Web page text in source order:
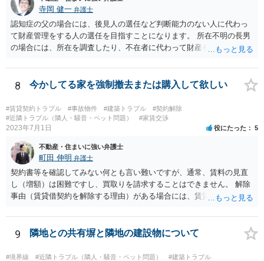
寺岡 健一 弁護士
認知症の父の場合には、後見人の選任など判断能力のない人に代わっ
て財産管理をする人の選任を目指すことになります。 所在不明の長男
の場合には、所在を調査したり、不在者に代わって財産を管理する人
8 今かしてる家を強制撤去または購入して欲しい
#賃貸契約トラブル #事故物件 #建築トラブル
#契約解除
#近隣トラブル（隣人・騒音・ペット問題）
#家賃交渉
2023年7月1日 役にたった 5
不動産・住まいに強い弁護士
町田 伸明 弁護士
契約書等を確認してみない何とも言い難いですが、通常、賃料の見直
し（増額）は困難ですし、買取りを請求することはできません。 解除
事由（賃貸借契約を解除する理由）がある場合には、賃貸借契約を解
めることができる状況であれば、事実上、賃料の見直し（増額）や買
取りの交渉をすることもあり得るでしょう。 反対に、明け渡しを求め
困難とならざるを得ないでしょう。 いずれにしても、（強制的な）明
9 隣地との共有塀と隣地の建設物について
#境界線 #近隣トラブル（隣人・騒音・ペット問題） #建築トラブル